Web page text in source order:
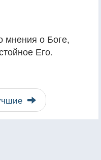
мнения о Боге,
Его.